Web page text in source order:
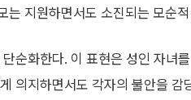
는 지원하면서도 소진되는 모순
순화한다. 이 표현은 성인 자녀
의지하면서도 각자의 불안을